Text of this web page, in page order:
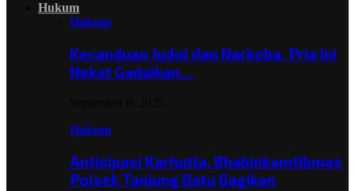
Hukum
Hukum
Kecanduan Judol dan Narkoba, Pria Ini
Nekat Gadaikan…
Hukum
Antisipasi Karhutla, Bhabinkamtibmas
Polsek Tanjung Batu Bagikan